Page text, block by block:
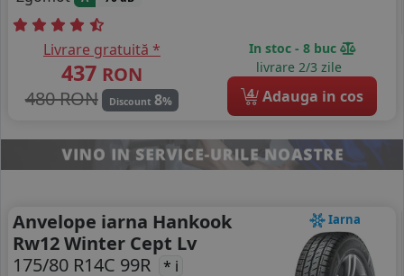
Livrare gratuită *
437 RON
480 RON
Discount 8%
In stoc - 8 buc
livrare 2/3 zile
4 Adauga in cos
Iarna
Anvelope iarna Hankook
Rw12 Winter Cept Lv
175/80 R14C 99R
* i